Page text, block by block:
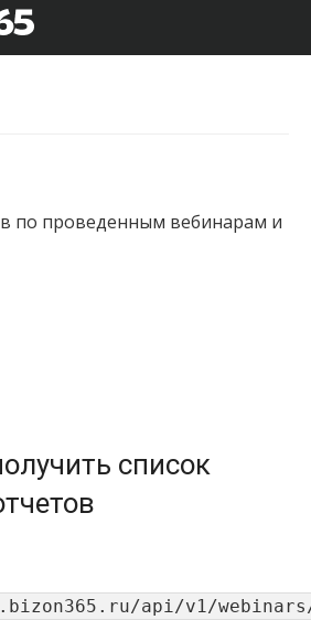
по проведенным вебинарам и
список
api/v1/